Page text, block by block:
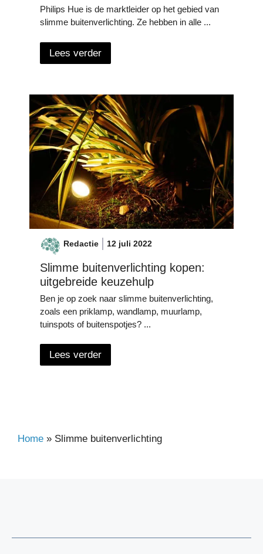
Philips Hue is de marktleider op het gebied van
slimme buitenverlichting. Ze hebben in alle ...
Lees verder
Redactie 12 juli 2022
Slimme buitenverlichting kopen:
uitgebreide keuzehulp
Ben je op zoek naar slimme buitenverlichting,
zoals een priklamp, wandlamp, muurlamp,
tuinspots of buitenspotjes? ...
Lees verder
Home » Slimme buitenverlichting